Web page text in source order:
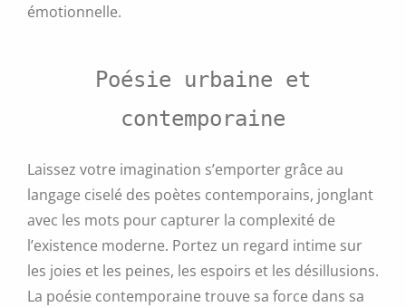
émotionnelle.
Poésie urbaine et
contemporaine
Laissez votre imagination s’emporter grâce au
langage ciselé des poètes contemporains, jonglant
avec les mots pour capturer la complexité de
l’existence moderne. Portez un regard intime sur
les joies et les peines, les espoirs et les désillusions.
La poésie contemporaine trouve sa force dans sa